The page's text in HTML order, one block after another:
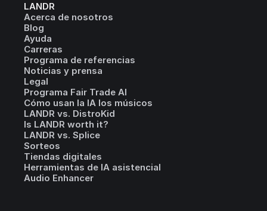
LANDR
Acerca de nosotros
Blog
Ayuda
Carreras
Programa de referencias
Noticias y prensa
Legal
Programa Fair Trade AI
Cómo usan la IA los músicos
LANDR vs. DistroKid
Is LANDR worth it?
LANDR vs. Splice
Sorteos
Tiendas digitales
Herramientas de IA asistencial
Audio Enhancer